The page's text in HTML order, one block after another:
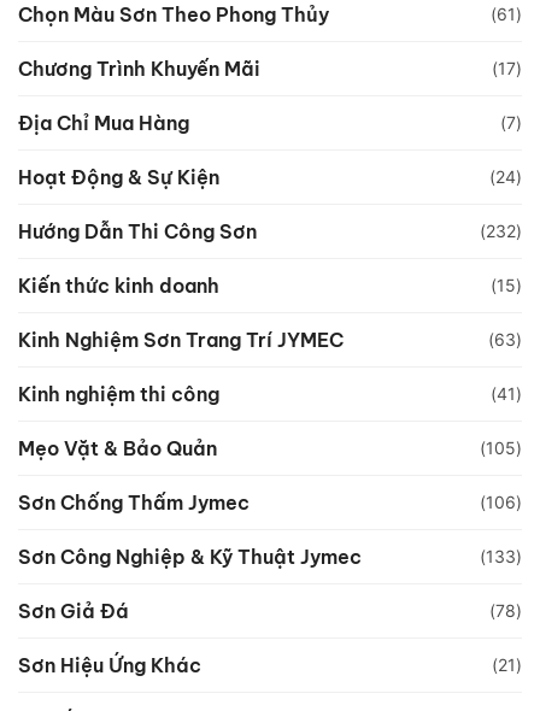
Chọn Màu Sơn Theo Phong Thủy (61)
Chương Trình Khuyến Mãi (17)
Địa Chỉ Mua Hàng (7)
Hoạt Động & Sự Kiện (24)
Hướng Dẫn Thi Công Sơn (232)
Kiến thức kinh doanh (15)
Kinh Nghiệm Sơn Trang Trí JYMEC (63)
Kinh nghiệm thi công (41)
Mẹo Vặt & Bảo Quản (105)
Sơn Chống Thấm Jymec (106)
Sơn Công Nghiệp & Kỹ Thuật Jymec (133)
Sơn Giả Đá (78)
Sơn Hiệu Ứng Khác (21)